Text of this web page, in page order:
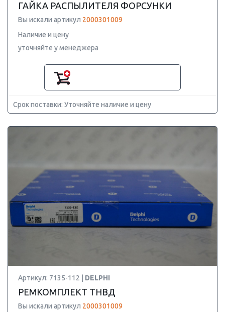
ГАЙКА РАСПЫЛИТЕЛЯ ФОРСУНКИ
Вы искали артикул 2000301009
Наличие и цену
уточняйте у менеджера
Срок поставки: Уточняйте наличие и цену
Артикул: 7135-112 | DELPHI
РЕМКОМПЛЕКТ ТНВД
Вы искали артикул 2000301009